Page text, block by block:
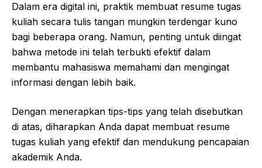
Dalam era digital ini, praktik membuat resume tugas
kuliah secara tulis tangan mungkin terdengar kuno
bagi beberapa orang. Namun, penting untuk diingat
bahwa metode ini telah terbukti efektif dalam
membantu mahasiswa memahami dan mengingat
informasi dengan lebih baik.
Dengan menerapkan tips-tips yang telah disebutkan
di atas, diharapkan Anda dapat membuat resume
tugas kuliah yang efektif dan mendukung pencapaian
akademik Anda.